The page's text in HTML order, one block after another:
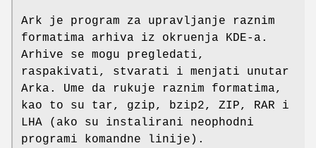
Ark je program za upravljanje raznim
formatima arhiva iz okruenja KDE-a.
Arhive se mogu pregledati,
raspakivati, stvarati i menjati unutar
Arka. Ume da rukuje raznim formatima,
kao to su tar, gzip, bzip2, ZIP, RAR i
LHA (ako su instalirani neophodni
programi komandne linije).